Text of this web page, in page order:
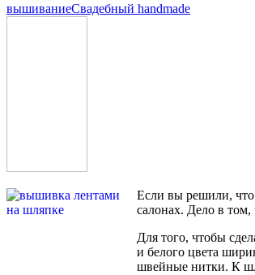
вышиваниеСвадебный handmade
Если вы решили,
салонах. Дело в
Для того, чтобы
и белого цвета
швейные нитки. К